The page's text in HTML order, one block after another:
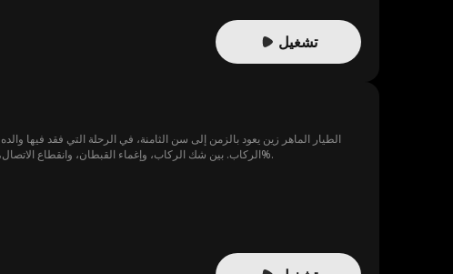
تشغيل
الطيار الماهر زين يعود بالزمن إلى سن الثامنة، في الرحلة التي فقد فيها
الركاب. بين شك الركاب، وإغماء القبطان، وانقطاع الاتصال، تتصاعد الأزمة لحظة بلحظة؛ خزان الوقود يتسرب، التضاريس خطيرة، والهبوط الاضطراري احتمال نجاته لا يتعدى 1%.